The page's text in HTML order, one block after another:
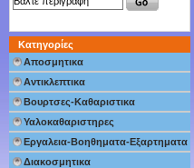
Κατηγορίες
Αποσμητικα
Αντικλεπτικα
Βουρτσες-Καθαριστικα
Υαλοκαθαριστηρες
Εργαλεια-Βοηθηματα-Εξαρτηματα
Διακοσμητικα